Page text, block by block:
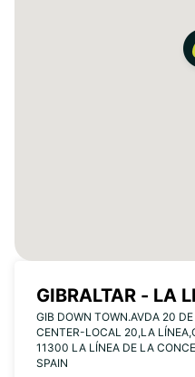
GIBRALTAR - LA
GIB DOWN TOWN.AVDA 20
CENTER-LOCAL 20,LA
11300 LA LÍNEA DE LA
SPAIN